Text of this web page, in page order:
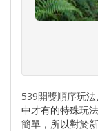
539開獎順序玩
中才有的特殊玩
簡單，所以對於